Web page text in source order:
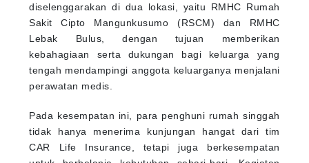
diselenggarakan di dua lokasi, yaitu RMHC Rumah
Sakit Cipto Mangunkusumo (RSCM) dan RMHC
Lebak Bulus, dengan tujuan memberikan
kebahagiaan serta dukungan bagi keluarga yang
tengah mendampingi anggota keluarganya menjalani
perawatan medis.
Pada kesempatan ini, para penghuni rumah singgah
tidak hanya menerima kunjungan hangat dari tim
CAR Life Insurance, tetapi juga berkesempatan